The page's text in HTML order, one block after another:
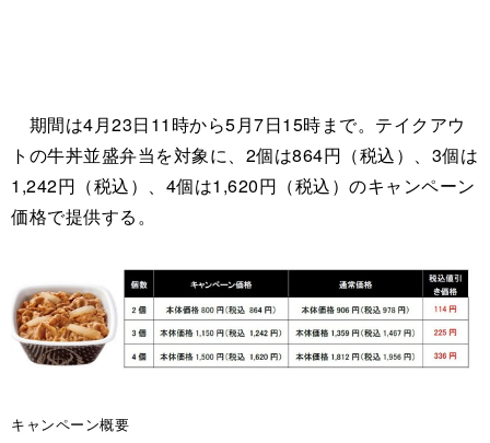
期間は4月23日11時から5月7日15時まで。テイクアウ
トの牛丼並盛弁当を対象に、2個は864円（税込）、3個は
1,242円（税込）、4個は1,620円（税込）のキャンペーン
価格で提供する。
キャンペーン概要